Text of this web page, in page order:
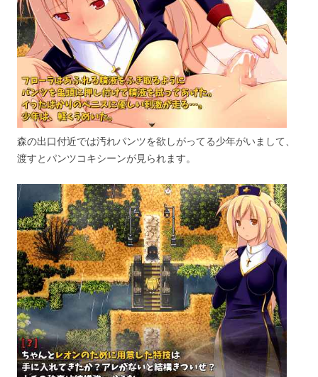
森の出口付近では汚れパンツを欲しがってる少年がいまして、
渡すとパンツコキシーンが見られます。